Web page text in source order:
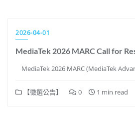
2026-04-01
MediaTek 2026 MARC Call for
MediaTek 2026 MARC (MediaTek
【徵選公告】 0 1 min read